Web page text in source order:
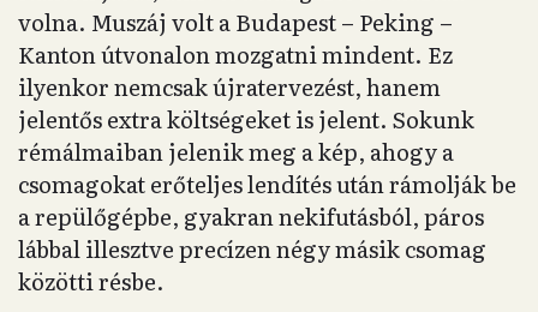
volna. Muszáj volt a Budapest – Peking –
Kanton útvonalon mozgatni mindent. Ez
ilyenkor nemcsak újratervezést, hanem
jelentős extra költségeket is jelent. Sokunk
rémálmaiban jelenik meg a kép, ahogy a
csomagokat erőteljes lendítés után rámolják be
a repülőgépbe, gyakran nekifutásból, páros
lábbal illesztve precízen négy másik csomag
közötti résbe.